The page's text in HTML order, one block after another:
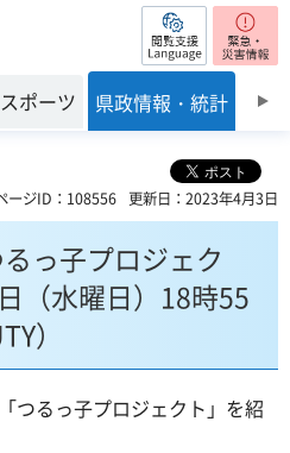
閲覧支援
ポーツ 県政情報・統計
ージID：108556 更新日：2023年4月3日
っ子プロジェク
（水曜日）18時55
）
つるっ子プロジェクト」を紹